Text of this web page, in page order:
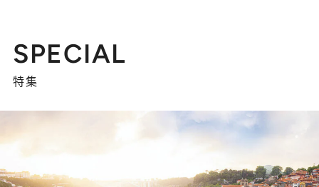
SPECIAL
特集